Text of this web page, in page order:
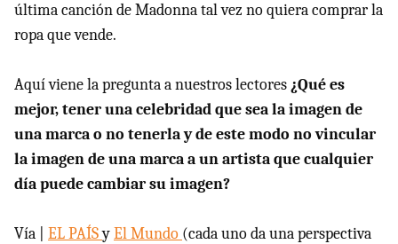
última canción de Madonna tal vez no quiera comprar la
ropa que vende.
Aquí viene la pregunta a nuestros lectores ¿Qué es
mejor, tener una celebridad que sea la imagen de
una marca o no tenerla y de este modo no vincular
la imagen de una marca a un artista que cualquier
día puede cambiar su imagen?
Vía | EL PAÍSyEl Mundo (cada uno da una perspectiva